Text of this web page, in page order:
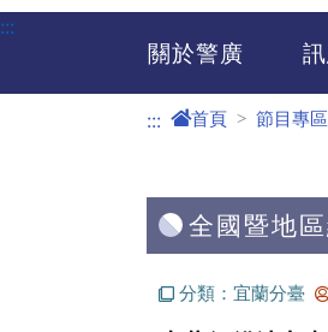
:::
關於警廣
::: 首頁 節目專區
全國暨地
分類：宜蘭分臺